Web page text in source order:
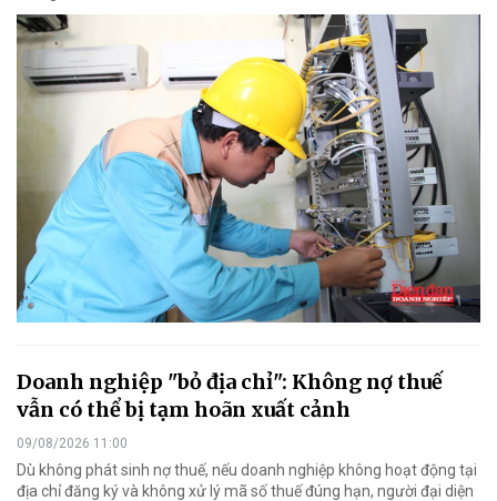
Doanh nghiệp "bỏ địa chỉ": Không nợ thuế
vẫn có thể bị tạm hoãn xuất cảnh
09/08/2026 11:00
Dù không phát sinh nợ thuế, nếu doanh nghiệp không hoạt động tại
địa chỉ đăng ký và không xử lý mã số thuế đúng hạn, người đại diện